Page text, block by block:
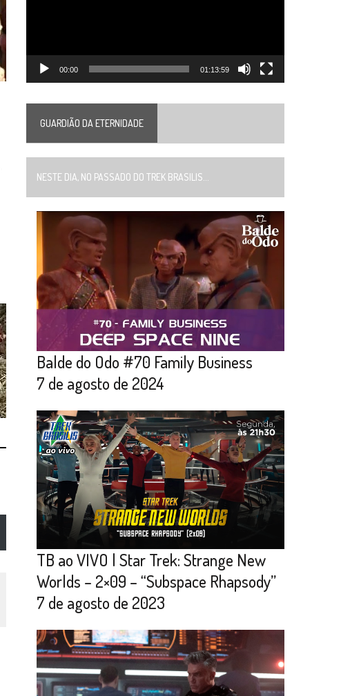
00:00 01:13:59
GUARDIÃO DA ETERNIDADE
NESTE DIA, NO PASSADO DO TREK BRASILIS...
Balde do Odo #70 Family Business
7 de agosto de 2024
TB ao VIVO | Star Trek: Strange New
Worlds – 2×09 – “Subspace Rhapsody”
7 de agosto de 2023